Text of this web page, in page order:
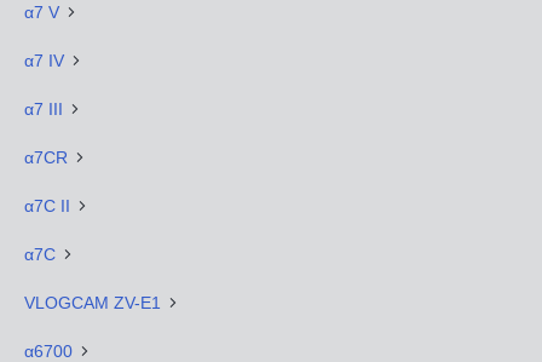
α7 V
α7 IV
α7 III
α7CR
α7C II
α7C
VLOGCAM ZV-E1
α6700